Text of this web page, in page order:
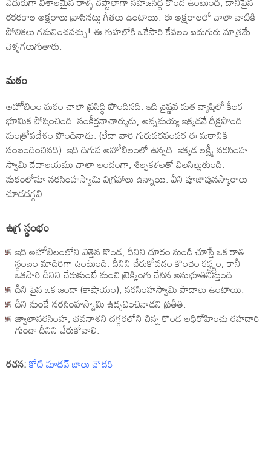
రకరకాల అక్షరాలు వ్రాసినట్లు గీతలు ఉంటాయి. ఈ అక్షరాలలో చాలా వాటికి
పోలికలు గమనించవచ్చు! ఈ గుహలోకి ఒకేసారి కేవలం ఐదుగురు మాత్రమే
వెళ్ళగలుగుతారు.
మఠం
అహోబిలం మఠం చాలా ప్రసిద్ధి పొందినది. ఇది వైష్ణవ మత వ్యాప్తిలో కీలక
భూమిక పోషించింది. సంకీర్తనాచార్యుడు, అన్నమయ్య ఇక్కడనే దీక్షపొంది
మంత్రోపదేశం పొందినాడు. (లేదా వారి గురుపరపంపర ఈ మఠానికి
సంబందించినది). ఇది దిగువ అహోబిలంలో ఉన్నది. ఇక్కడ లక్ష్మీ నరసింహ
స్వామి దేవాలయము చాలా అందంగా, శిల్పకళలతో విలసిల్లుతుంది.
మఠంలోనూ నరసింహస్వామి విగ్రహాలు ఉన్నాయి. వీని పూజాపునస్కారాలు
చూడదగ్గవి.
ఉగ్ర స్థంభం
ఇది అహోబిలంలోని ఎత్తైన కొండ, దీనిని దూరం నుండి చూస్తే ఒక రాతి
స్థంబం మాదిరిగా ఉంటుంది. దీనిని చేరుకోవడం కొంచెం కష్ష్టం, కానీ
ఒకసారి దీనిని చేరుకుంటే మంచి ట్రెక్కింగు చేసిన అనుభూతినిస్తుంది.
దీని పైన ఒక జండా (కాషాయం), నరసింహస్వామి పాదాలు ఉంటాయి.
దీని నుండే నరసింహస్వామి ఉద్భవించినాడని ప్రతీతి.
జ్వాలానరసింహ, భవనాశని దగ్గరలోని చిన్న కొండ అధిరోహించు రహదారి
గుండా దీనిని చేరుకోవాలి.
రచన:కోటి మాధవ్ బాలు చౌదరి